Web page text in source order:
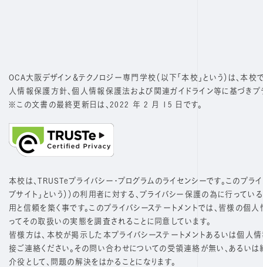
OCA大阪デザイン＆テクノロジー専門学校（以下「本校」という）は、
人情報保護方針、個人情報保護法および関連ガイドライン等に基づきプ
※この文書の最終更新日は、2022 年 2 月 15 日です。
本校は、TRUSTeプライバシー・プログラムのライセンシーです。このプ
ブサイト」という））の利用者に対する、プライバシー保護の為に行っ
用と信頼を築く事です。このプライバシーステートメントでは、皆様の
ってその取扱いの実態を調査されることに同意しています。
皆様方は､本校が掲示した本プライバシーステートメントあるいは個
接ご連絡ください。その問い合わせについての受領連絡が無い、あるい
介役として、問題の解決をはかることになります。